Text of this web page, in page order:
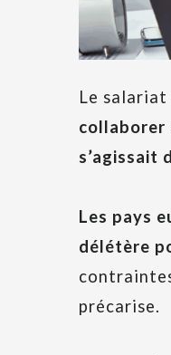
Le
collaborer
s’agissait
Les pays
délétère
précarise.